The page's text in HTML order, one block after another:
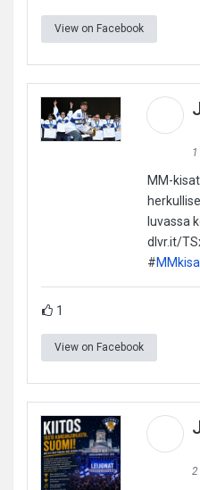
View on Facebook
MM-
luvassa
dlvr.it/
#
1
View on Facebook
2